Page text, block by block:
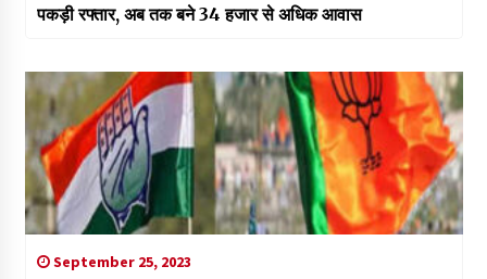
पकड़ी रफ्तार, अब तक बने 34 हजार से अधिक आवास
September 25, 2023